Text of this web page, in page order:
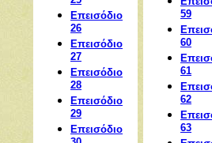
Επεισόδιο
26
Επεισόδιο
27
Επεισόδιο
28
Επεισόδιο
29
Επεισόδιο
59
60
61
62
63